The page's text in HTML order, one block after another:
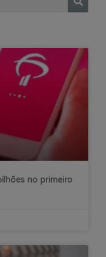
no primeiro